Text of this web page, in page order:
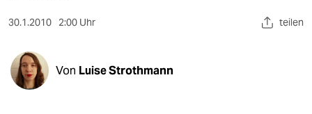
kultur
sport
berlin
30.1.2010 2:00 Uhr teilen
Von Luise Strothmann